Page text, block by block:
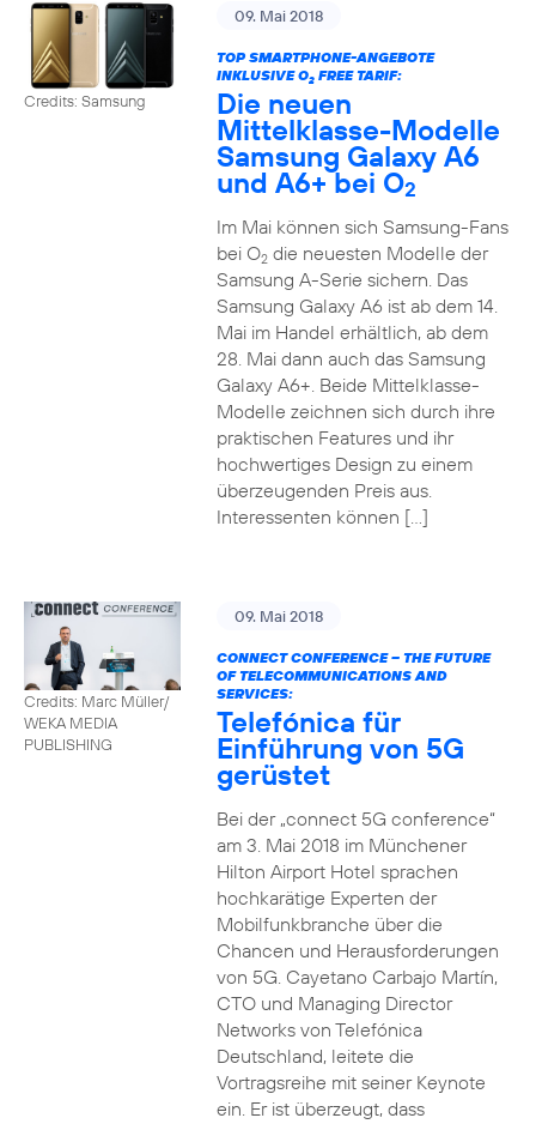
Credits: Samsung
09. Mai 2018
TOP SMARTPHONE-ANGEBOTE
INKLUSIVE O2FREE TARIF:
Die neuen
Mittelklasse-Modelle
Samsung Galaxy A6
und A6+ bei O2
Im Mai können sich Samsung-Fans
bei O2die neuesten Modelle der
Samsung A-Serie sichern. Das
Samsung Galaxy A6 ist ab dem 14.
Mai im Handel erhältlich, ab dem
28. Mai dann auch das Samsung
Galaxy A6+. Beide Mittelklasse-
Modelle zeichnen sich durch ihre
praktischen Features und ihr
hochwertiges Design zu einem
überzeugenden Preis aus.
Interessenten können […]
Credits: Marc Müller/
WEKA MEDIA
PUBLISHING
09. Mai 2018
CONNECT CONFERENCE – THE FUTURE
OF TELECOMMUNICATIONS AND
SERVICES:
Telefónica für
Einführung von 5G
gerüstet
Bei der „connect 5G conference“
am 3. Mai 2018 im Münchener
Hilton Airport Hotel sprachen
hochkarätige Experten der
Mobilfunkbranche über die
Chancen und Herausforderungen
von 5G. Cayetano Carbajo Martín,
CTO und Managing Director
Networks von Telefónica
Deutschland, leitete die
Vortragsreihe mit seiner Keynote
ein. Er ist überzeugt, dass